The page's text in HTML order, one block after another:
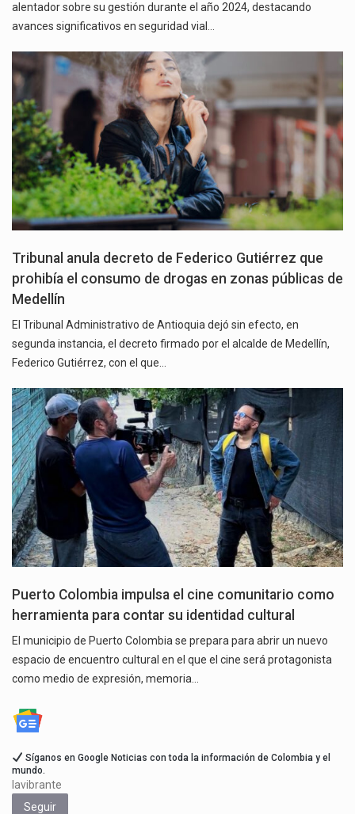
alentador sobre su gestión durante el año 2024, destacando
avances significativos en seguridad vial…
Tribunal anula decreto de Federico Gutiérrez que
prohibía el consumo de drogas en zonas públicas de
Medellín
El Tribunal Administrativo de Antioquia dejó sin efecto, en
segunda instancia, el decreto firmado por el alcalde de Medellín,
Federico Gutiérrez, con el que…
Puerto Colombia impulsa el cine comunitario como
herramienta para contar su identidad cultural
El municipio de Puerto Colombia se prepara para abrir un nuevo
espacio de encuentro cultural en el que el cine será protagonista
como medio de expresión, memoria…
Síganos en Google Noticias con toda la información de Colombia y el
mundo.
lavibrante
Seguir